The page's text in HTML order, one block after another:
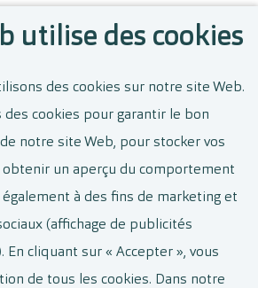
utilise des cookies
des cookies sur notre site Web.
des cookies pour garantir le bon
notre site Web, pour stocker vos
un aperçu du comportement
à des fins de marketing et
(affichage de publicités
En cliquant sur « Accepter », vous
de tous les cookies. Dans notre
d’offres d’emploi